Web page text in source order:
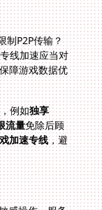
制P2P传输？
线加速应当对
游戏数据优
例如独享
流量免除后顾
加速专线，避